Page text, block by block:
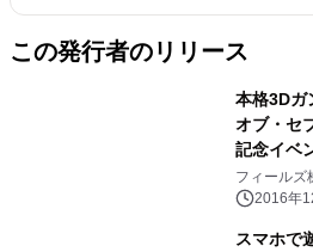
この発行者のリリース
本格3Dガ
オブ・セ
記念イベ
フィールズ
2016年
スマホで